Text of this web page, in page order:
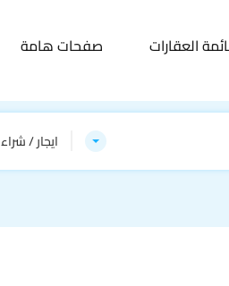
العقارات صفحات هامة
ايجار / شراء